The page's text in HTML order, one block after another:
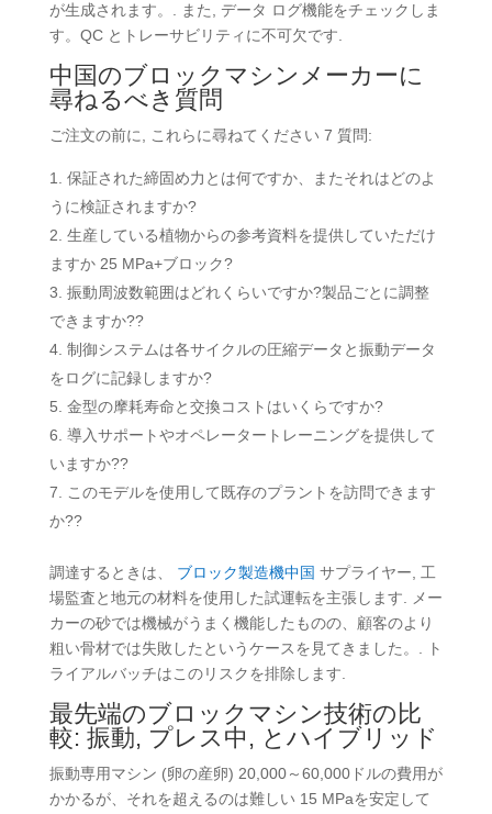
が生成されます。. また, データ ログ機能をチェックしま
す。QC とトレーサビリティに不可欠です.
中国のブロックマシンメーカーに
尋ねるべき質問
ご注文の前に, これらに尋ねてください 7 質問:
保証された締固め力とは何ですか、またそれはどのよ
うに検証されますか?
生産している植物からの参考資料を提供していただけ
ますか 25 MPa+ブロック?
振動周波数範囲はどれくらいですか?製品ごとに調整
できますか??
制御システムは各サイクルの圧縮データと振動データ
をログに記録しますか?
金型の摩耗寿命と交換コストはいくらですか?
導入サポートやオペレータートレーニングを提供して
いますか??
このモデルを使用して既存のプラントを訪問できます
か??
調達するときは、 ブロック製造機中国 サプライヤー, 工
場監査と地元の材料を使用した試運転を主張します. メー
カーの砂では機械がうまく機能したものの、顧客のより
粗い骨材では失敗したというケースを見てきました。. ト
ライアルバッチはこのリスクを排除します.
最先端のブロックマシン技術の比
較: 振動, プレス中, とハイブリッド
振動専用マシン (卵の産卵) 20,000～60,000ドルの費用が
かかるが、それを超えるのは難しい 15 MPaを安定して